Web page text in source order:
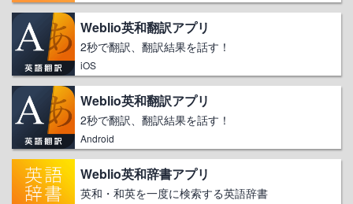
Weblio英和翻訳アプリ
2秒で翻訳、翻訳結果を話す！
iOS
Weblio英和翻訳アプリ
2秒で翻訳、翻訳結果を話す！
Android
Weblio英和辞書アプリ
英和・和英を一度に検索する英語辞書